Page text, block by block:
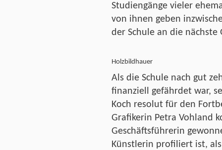
Studiengänge vieler
von ihnen geben
der Schule an die
Holzbildhauer
Als die Schule nach gut
finanziell gefährdet war,
Koch resolut für den
Grafikerin Petra Vohland
Geschäftsführerin
Künstlerin profiliert ist,